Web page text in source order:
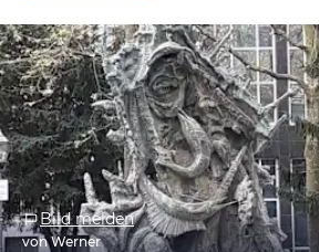
Bild melden
von Werner